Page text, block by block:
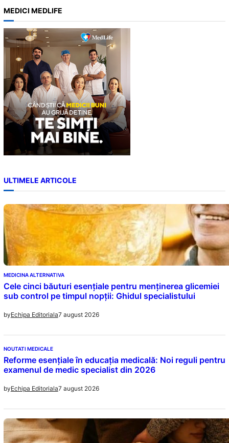
a
r
c
h
MEDICI MEDLIFE
ULTIMELE ARTICOLE
MEDICINA ALTERNATIVA
Cele cinci băuturi esențiale pentru menținerea glicemiei
sub control pe timpul nopții: Ghidul specialistului
byEchipa Editoriala7 august 2026
NOUTATI MEDICALE
Reforme esențiale în educația medicală: Noi reguli pentru
examenul de medic specialist din 2026
byEchipa Editoriala7 august 2026